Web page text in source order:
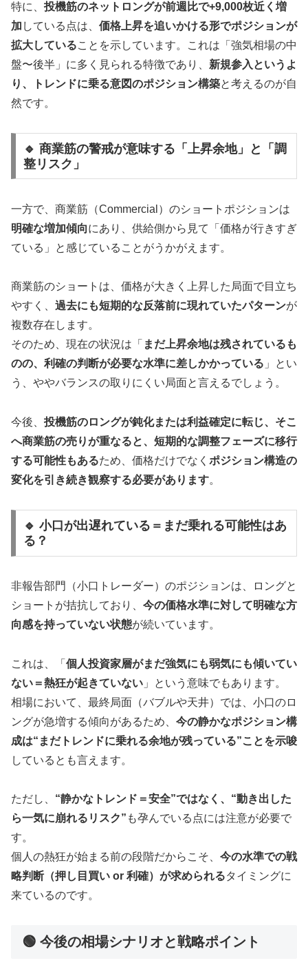
特に、 投機筋のネットロングが前週比で+9,000枚近く増
加 している点は、 価格上昇を追いかける形でポジションが
拡大していることを示しています。これは「強気相場の中
盤〜後半」に多く見られる特徴であり、 新規参入というよ
り、トレンドに乗る意図のポジション構築と考えるのが自
然です。
🔹 商業筋の警戒が意味する「上昇余地」と「調
整リスク」
一方で、商業筋（Commercial）のショートポジションは
明確な増加傾向にあり、供給側から見て「価格が行きすぎ
ている」と感じていることがうかがえます。
商業筋のショートは、価格が大きく上昇した局面で目立ち
やすく、 過去にも短期的な反落前に現れていたパターンが
複数存在します。
そのため、現在の状況は「 まだ上昇余地は残されているも
のの、利確の判断が必要な水準に差しかかっている 」とい
う、ややバランスの取りにくい局面と言えるでしょう。
今後、 投機筋のロングが鈍化または利益確定に転じ、そこ
へ商業筋の売りが重なると、短期的な調整フェーズに移行
する可能性もあるため、価格だけでなく ポジション構造の
変化を引き続き観察する必要があります。
🔹 小口が出遅れている＝まだ乗れる可能性はあ
る？
非報告部門（小口トレーダー）のポジションは、ロングと
ショートが拮抗しており、 今の価格水準に対して明確な方
向感を持っていない状態が続いています。
これは、「 個人投資家層がまだ強気にも弱気にも傾いてい
ない＝熱狂が起きていない 」という意味でもあります。
相場において、最終局面（バブルや天井）では、小口のロ
ングが急増する傾向があるため、 今の静かなポジション構
成は“まだトレンドに乗れる余地が残っている”ことを示唆
しているとも言えます。
ただし、 “静かなトレンド＝安全”ではなく、“動き出した
ら一気に崩れるリスク” も孕んでいる点には注意が必要で
す。
個人の熱狂が始まる前の段階だからこそ、 今の水準での戦
略判断（押し目買い or 利確）が求められるタイミングに
来ているのです。
🟢 今後の相場シナリオと戦略ポイント